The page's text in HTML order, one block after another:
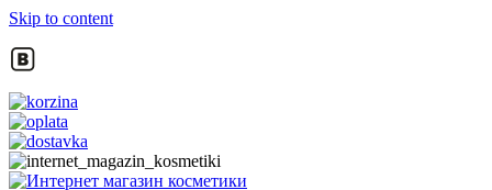
Skip to content